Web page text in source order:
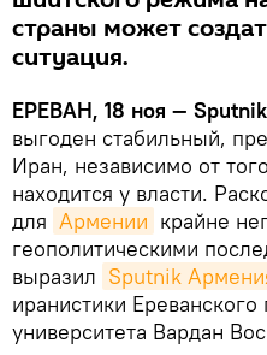
страны может
ситуация.
ЕРЕВАН, 18 ноя —
выгоден стабильный,
Иран, независимо от
находится у власти.
для Армении крайне
геополитическими
выразил Sputnik
иранистики Ереванского
университета Вардан